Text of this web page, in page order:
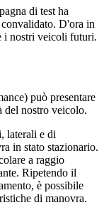
di test ha
D'ora in
i nostri veicoli futuri.
può presentare
del nostro veicolo.
laterali e di
in stato stazionario.
a raggio
Ripetendo il
è possibile
di manovra.